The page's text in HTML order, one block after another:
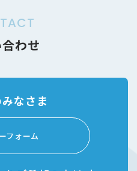
用するにあたり、ソーシャ
等の他のサービスとの連携
可の際にご同意いただいた
プライバシー設定によりユ
するにあたって、当社が収集
セス状況やそのご利用方法
わせ
なさま
フォーム